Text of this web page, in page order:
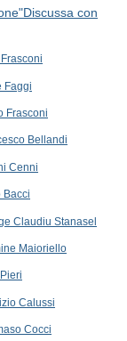
con
Faggi
Frasconi
Bellandi
Cenni
Bacci
Claudiu Stanasel
Maioriello
Calussi
Cocci